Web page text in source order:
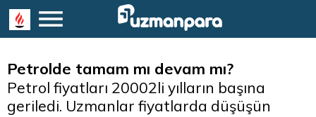
Petrolde tamam mı devam mı?
Petrol fiyatları 20002li yılların başına
geriledi. Uzmanlar fiyatlarda düşüşün